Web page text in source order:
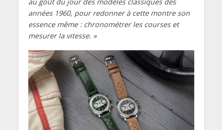
années 1960, pour redonner à cette montre son
essence même : chronométrer les courses et
mesurer la vitesse. »